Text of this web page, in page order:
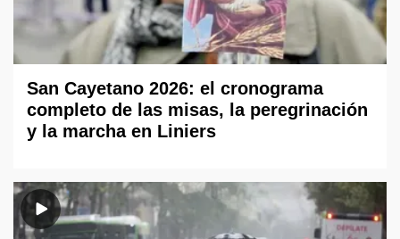
San Cayetano 2026: el cronograma
completo de las misas, la peregrinación
y la marcha en Liniers